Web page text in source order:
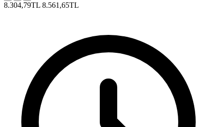
8.304,79TL 8.561,65TL